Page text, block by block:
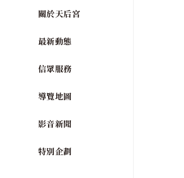
關於天后宮
最新動態
信眾服務
導覽地圖
影音新聞
特別企劃